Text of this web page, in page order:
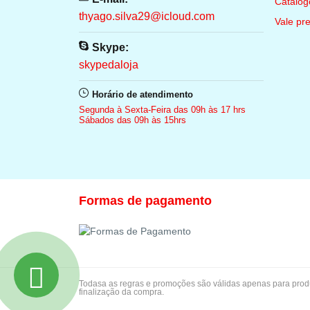
thyago.silva29@icloud.com
Skype:
skypedaloja
Horário de atendimento
Segunda à Sexta-Feira das 09h às 17 hrs
Sábados das 09h às 15hrs
Vale
Formas de pagamento
Todasa as regras e promoções são válidas apenas para
finalização da compra.